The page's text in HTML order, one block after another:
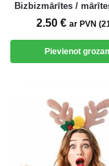
Bizbizmārītes /
2.50 € ar PVN
Pievienot